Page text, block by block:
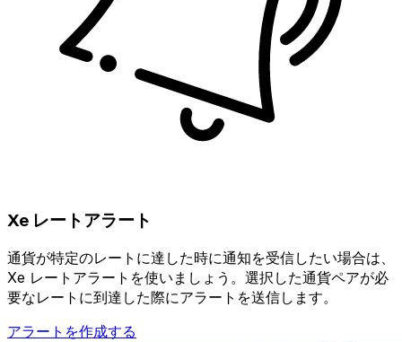
Xe レートアラート
通貨が特定のレートに達した時に通知を受信したい場合は、
Xe レートアラートを使いましょう。選択した通貨ペアが必
要なレートに到達した際にアラートを送信します。
アラートを作成する